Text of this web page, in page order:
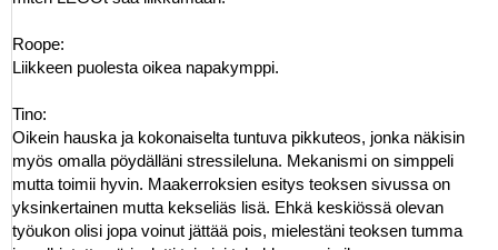
Roope:
Liikkeen puolesta oikea napakymppi.
Tino:
Oikein hauska ja kokonaiselta tuntuva pikkuteos, jonka näkisin
myös omalla pöydälläni stressileluna. Mekanismi on simppeli
mutta toimii hyvin. Maakerroksien esitys teoksen sivussa on
yksinkertainen mutta kekseliäs lisä. Ehkä keskiössä olevan
työukon olisi jopa voinut jättää pois, mielestäni teoksen tumma